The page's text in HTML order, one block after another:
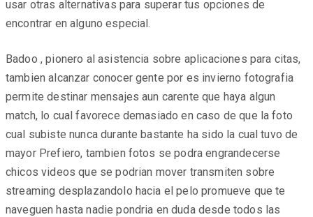
usar otras alternativas para superar tus opciones de
encontrar en alguno especial.
Badoo , pionero al asistencia sobre aplicaciones para citas,
tambien alcanzar conocer gente por es invierno fotografia
permite destinar mensajes aun carente que haya algun
match, lo cual favorece demasiado en caso de que la foto
cual subiste nunca durante bastante ha sido la cual tuvo de
mayor Prefiero, tambien fotos se podra engrandecerse
chicos videos que se podri­an mover transmiten sobre
streaming desplazandolo hacia el pelo promueve que te
naveguen hasta nadie pondri­a en duda desde todos las